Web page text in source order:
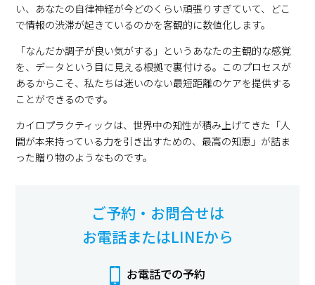
い、あなたの自律神経が今どのくらい頑張りすぎていて、どこ
で情報の渋滞が起きているのかを客観的に数値化します。
「なんだか調子が良い気がする」というあなたの主観的な感覚
を、データという目に見える根拠で裏付ける。このプロセスが
あるからこそ、私たちは迷いのない最短距離のケアを提供する
ことができるのです。
カイロプラクティックは、世界中の知性が積み上げてきた「人
間が本来持っている力を引き出すための、最高の知恵」が詰ま
った贈り物のようなものです。
ご予約・お問合せは
お電話またはLINEから
お電話での予約